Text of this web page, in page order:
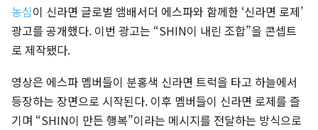
농심이 신라면 글로벌 앰배서더 에스파와 함께한 ‘신라면 로제’
광고를 공개했다. 이번 광고는 “SHIN이 내린 조합”을 콘셉트
로 제작됐다.
영상은 에스파 멤버들이 분홍색 신라면 트럭을 타고 하늘에서
등장하는 장면으로 시작된다. 이후 멤버들이 신라면 로제를 즐
기며 “SHIN이 만든 행복”이라는 메시지를 전달하는 방식으로